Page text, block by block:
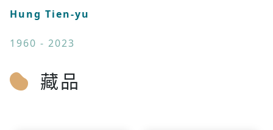
Hung Tien-yu
1960 - 2023
藏品